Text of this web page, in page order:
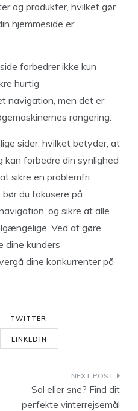
og produkter, hvilket gør
hjemmeside er
forbedrer ikke kun
hurtig
navigation, men det er
rangering.
sider, hvilket betyder, at
forbedre din synlighed
sikre en problemfri
du fokusere på
og sikre at alle
Ved at gøre
dine kunders
dine konkurrenter på
TWITTER
LINKEDIN
Sol eller sne? Find dit
perfekte vinterrejsemål